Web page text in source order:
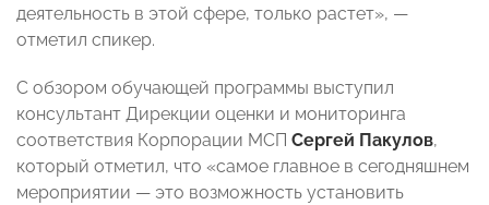
деятельность в этой сфере, только растет», —
отметил спикер.
С обзором обучающей программы выступил
консультант Дирекции оценки и мониторинга
соответствия Корпорации МСП Сергей Пакулов,
который отметил, что «самое главное в сегодняшнем
мероприятии — это возможность установить